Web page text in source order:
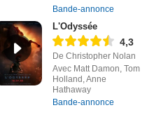
Bande-annonce
L'Odyssée
4,3
De Christopher Nolan
Avec Matt Damon, Tom
Holland, Anne
Hathaway
Bande-annonce